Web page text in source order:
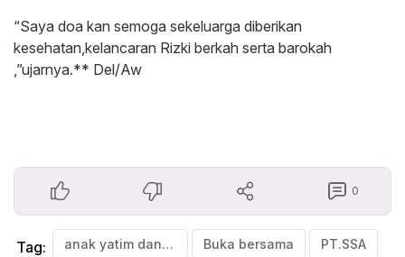
“Saya doa kan semoga sekeluarga diberikan
kesehatan,kelancaran Rizki berkah serta barokah
,”ujarnya.** Del/Aw
0
Tag: anak yatim dan lansia Buka bersama PT.SSA